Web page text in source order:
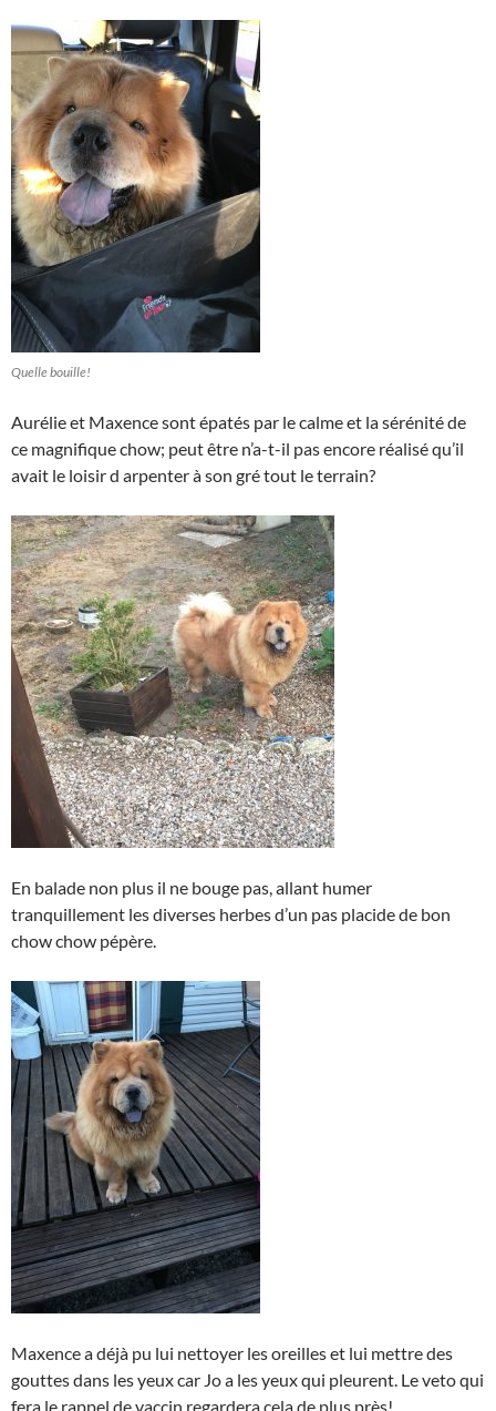
Quelle bouille!
Aurélie et Maxence sont épatés par le calme et la sérénité de
ce magnifique chow; peut être n’a-t-il pas encore réalisé qu’il
avait le loisir d arpenter à son gré tout le terrain?
En balade non plus il ne bouge pas, allant humer
tranquillement les diverses herbes d’un pas placide de bon
chow chow pépère.
Maxence a déjà pu lui nettoyer les oreilles et lui mettre des
gouttes dans les yeux car Jo a les yeux qui pleurent. Le veto qui
fera le rappel de vaccin regardera cela de plus près!